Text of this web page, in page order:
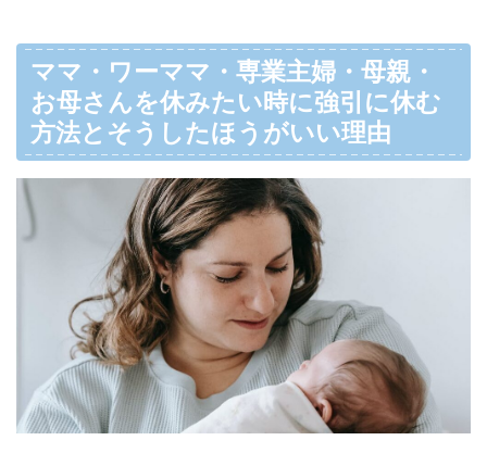
ママ・ワーママ・専業主婦・母親・
お母さんを休みたい時に強引に休む
方法とそうしたほうがいい理由